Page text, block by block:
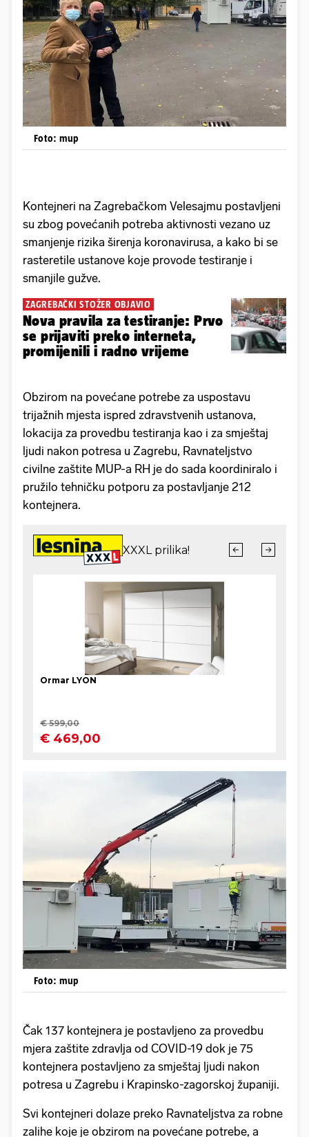
Foto: mup
Kontejneri na Zagrebačkom Velesajmu postavljeni
su zbog povećanih potreba aktivnosti vezano uz
smanjenje rizika širenja koronavirusa, a kako bi se
rasteretile ustanove koje provode testiranje i
smanjile gužve.
ZAGREBAČKI STOŽER OBJAVIO
Nova pravila za testiranje: Prvo
se prijaviti preko interneta,
promijenili i radno vrijeme
Obzirom na povećane potrebe za uspostavu
trijažnih mjesta ispred zdravstvenih ustanova,
lokacija za provedbu testiranja kao i za smještaj
ljudi nakon potresa u Zagrebu, Ravnateljstvo
civilne zaštite MUP-a RH je do sada koordiniralo i
pružilo tehničku potporu za postavljanje 212
kontejnera.
Foto: mup
Čak 137 kontejnera je postavljeno za provedbu
mjera zaštite zdravlja od COVID-19 dok je 75
kontejnera postavljeno za smještaj ljudi nakon
potresa u Zagrebu i Krapinsko-zagorskoj županiji.
Svi kontejneri dolaze preko Ravnateljstva za robne
zalihe koje je obzirom na povećane potrebe, a